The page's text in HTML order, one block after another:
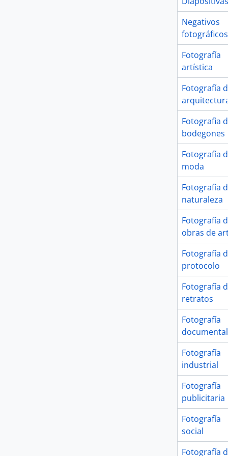
Negativos
fotográficos
Fotografía
artística
Fotografía
Fotografia
bodegones
Fotografía
moda
Fotografía
naturaleza
Fotografía
obras de
Fotografía
protocolo
Fotografía
retratos
Fotografía
documental
Fotografía
industrial
Fotografía
publicitaria
Fotografía
social
Fotografía